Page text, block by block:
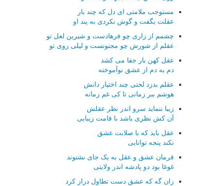
مستوجب ملامتی ای دل که چند بار
عقلت بگفت و گوش نکردی به پند او
چشمم از زاری چو فرهادست و شیرین لعل تو
عقلم از شورش چو مجنونست و لیلی روی تو
عقل کهن بار جفا می کشد
دم به دم از عشق نوآموخته
عقلم بدزد لختی چند اختیار دانش
هوشم ببر زمانی تا کی غم زمانه
زیبا ننماید سرو اندر نظر عقلش
آن کش نظری باشد با قامت زیبایی
عقل باید که با صلابت عشق
نکند پنجه توانایی
فرمان عشق و عقل به یک جای نشنوند
غوغا بود دو پادشه اندر ولایتی
زان گه که عشق دست تطاول دراز کرد